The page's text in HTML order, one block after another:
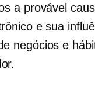
a provável
e sua
negócios e